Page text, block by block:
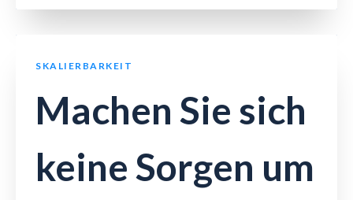
SKALIERBARKEIT
Machen Sie sich
keine Sorgen um